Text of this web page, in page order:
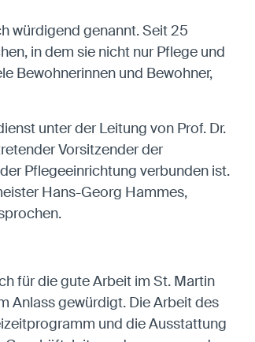
würdigend genannt. Seit 25
in dem sie nicht nur Pflege und
Bewohnerinnen und Bewohner,
unter der Leitung von Prof. Dr.
Vorsitzender der
Pflegeeinrichtung verbunden ist.
Hans-Georg Hammes,
für die gute Arbeit im St. Martin
Anlass gewürdigt. Die Arbeit des
und die Ausstattung